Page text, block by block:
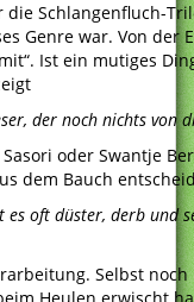
Schlangenfluch-
Genre war. Von der
Ist ein mutiges
der noch nichts von
oder Swantje
dem Bauch
es oft düster, derb und
Selbst